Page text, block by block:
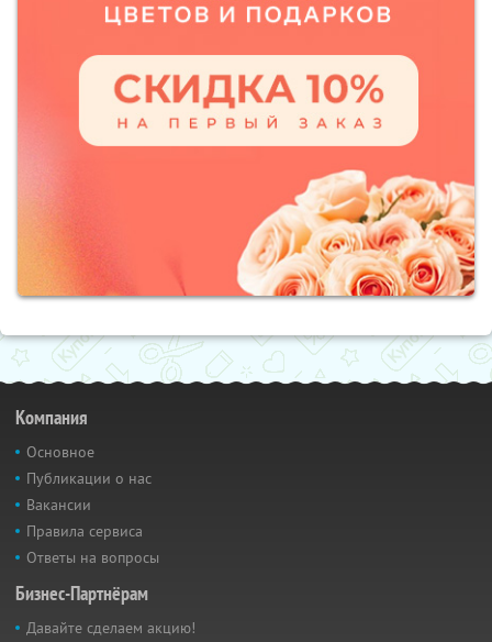
Компания
Основное
Публикации о нас
Вакансии
Правила сервиса
Ответы на вопросы
Бизнес-Партнёрам
Давайте сделаем акцию!